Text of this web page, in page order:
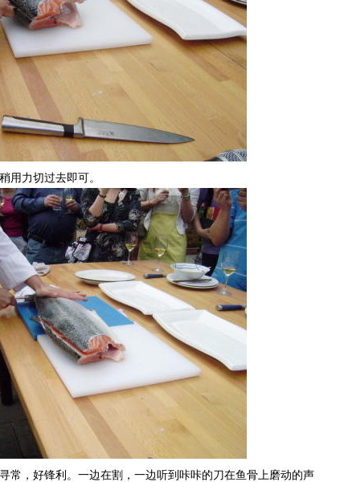
用力切过去即可。
常，好锋利。一边在割，一边听到咔咔的刀在鱼骨上磨动的声